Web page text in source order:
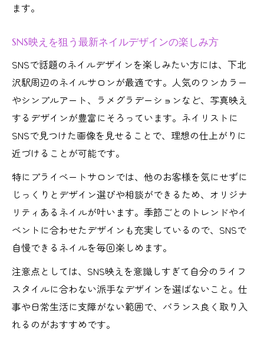
ます。
SNS映えを狙う最新ネイルデザインの楽しみ方
SNSで話題のネイルデザインを楽しみたい方には、下北
沢駅周辺のネイルサロンが最適です。人気のワンカラー
やシンプルアート、ラメグラデーションなど、写真映え
するデザインが豊富にそろっています。ネイリストに
SNSで見つけた画像を見せることで、理想の仕上がりに
近づけることが可能です。
特にプライベートサロンでは、他のお客様を気にせずに
じっくりとデザイン選びや相談ができるため、オリジナ
リティあるネイルが叶います。季節ごとのトレンドやイ
ベントに合わせたデザインも充実しているので、SNSで
自慢できるネイルを毎回楽しめます。
注意点としては、SNS映えを意識しすぎて自分のライフ
スタイルに合わない派手なデザインを選ばないこと。仕
事や日常生活に支障がない範囲で、バランス良く取り入
れるのがおすすめです。